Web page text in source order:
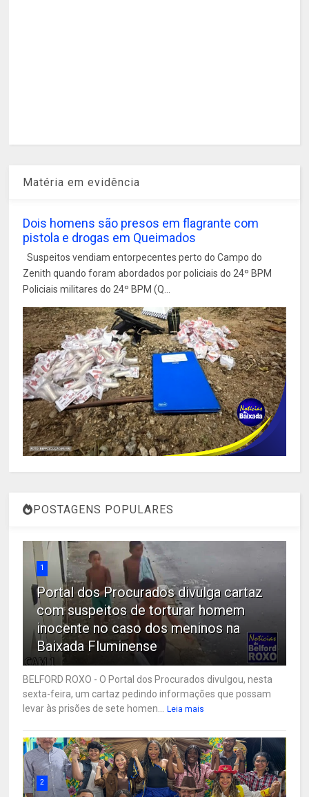
Matéria em evidência
Dois homens são presos em flagrante com
pistola e drogas em Queimados
Suspeitos vendiam entorpecentes perto do Campo do
Zenith quando foram abordados por policiais do 24º BPM
Policiais militares do 24º BPM (Q...
POSTAGENS POPULARES
1
Portal dos Procurados divulga cartaz
com suspeitos de torturar homem
inocente no caso dos meninos na
Baixada Fluminense
BELFORD ROXO - O Portal dos Procurados divulgou, nesta
sexta-feira, um cartaz pedindo informações que possam
levar às prisões de sete homen...
Leia mais
2